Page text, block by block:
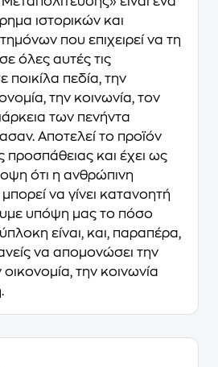
ιστορικών και
που επιχειρεί να τη
όλες αυτές τις
ποικίλα πεδία, την
την κοινωνία, τον
των πενήντα
Αποτελεί το προϊόν
προσπάθειας και έχει ως
ότι η ανθρώπινη
να γίνει κατανοητή
υπόψη μας το πόσο
είναι, και, παραπέρα,
να απομονώσει την
οικονομία, την κοινωνία